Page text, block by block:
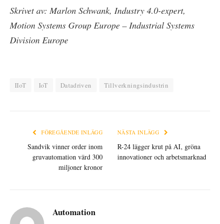
Skrivet av: Marlon Schwank, Industry 4.0-expert,
Motion Systems Group Europe – Industrial Systems
Division Europe
IIoT IoT Datadriven Tillverkningsindustrin
FÖREGÅENDE INLÄGG
Sandvik vinner order inom
gruvautomation värd 300
miljoner kronor
NÄSTA INLÄGG
R-24 lägger krut på AI, gröna
innovationer och arbetsmarknad
Automation